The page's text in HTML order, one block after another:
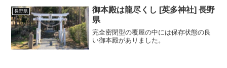
長野県
御本殿は龍尽くし [英多神社] 長野
県
完全密閉型の覆屋の中には保存状態の良
い御本殿がありました。